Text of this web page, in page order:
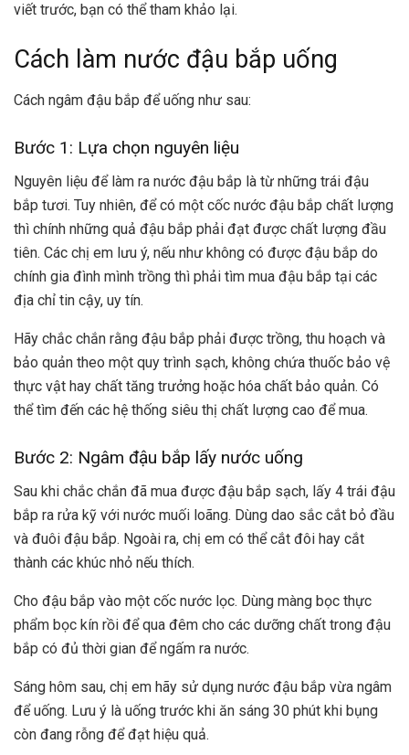
viết trước, bạn có thể tham khảo lại.
Cách làm nước đậu bắp uống
Cách ngâm đậu bắp để uống như sau:
Bước 1: Lựa chọn nguyên liệu
Nguyên liệu để làm ra nước đậu bắp là từ những trái đậu
bắp tươi. Tuy nhiên, để có một cốc nước đậu bắp chất lượng
thì chính những quả đậu bắp phải đạt được chất lượng đầu
tiên. Các chị em lưu ý, nếu như không có được đậu bắp do
chính gia đình mình trồng thì phải tìm mua đậu bắp tại các
địa chỉ tin cậy, uy tín.
Hãy chắc chắn rằng đậu bắp phải được trồng, thu hoạch và
bảo quản theo một quy trình sạch, không chứa thuốc bảo vệ
thực vật hay chất tăng trưởng hoặc hóa chất bảo quản. Có
thể tìm đến các hệ thống siêu thị chất lượng cao để mua.
Bước 2: Ngâm đậu bắp lấy nước uống
Sau khi chắc chắn đã mua được đậu bắp sạch, lấy 4 trái đậu
bắp ra rửa kỹ với nước muối loãng. Dùng dao sắc cắt bỏ đầu
và đuôi đậu bắp. Ngoài ra, chị em có thể cắt đôi hay cắt
thành các khúc nhỏ nếu thích.
Cho đậu bắp vào một cốc nước lọc. Dùng màng bọc thực
phẩm bọc kín rồi để qua đêm cho các dưỡng chất trong đậu
bắp có đủ thời gian để ngấm ra nước.
Sáng hôm sau, chị em hãy sử dụng nước đậu bắp vừa ngâm
để uống. Lưu ý là uống trước khi ăn sáng 30 phút khi bụng
còn đang rỗng để đạt hiệu quả.